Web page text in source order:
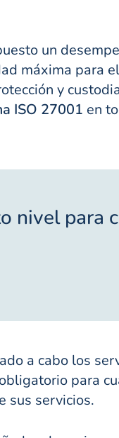
un
máxima para
y
ISO 27001 en
nivel para
a cabo los
para
sus servicios.